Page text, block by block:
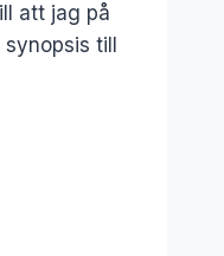
att jag på
till